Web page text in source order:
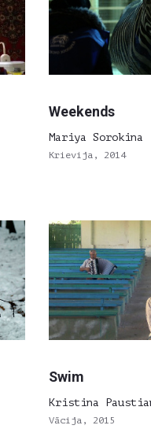
Weekends
Mariya Sorokina
Krievija, 2014
Swim
Kristina
Vācija, 2015